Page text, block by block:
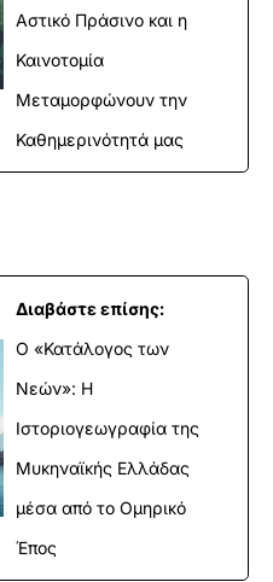
Αστικό Πράσινο και η
Καινοτομία
Μεταμορφώνουν την
Καθημερινότητά μας
Διαβάστε επίσης:
Ο «Κατάλογος των
Νεών»: Η
Ιστοριογεωγραφία της
Μυκηναϊκής Ελλάδας
μέσα από το Ομηρικό
Έπος